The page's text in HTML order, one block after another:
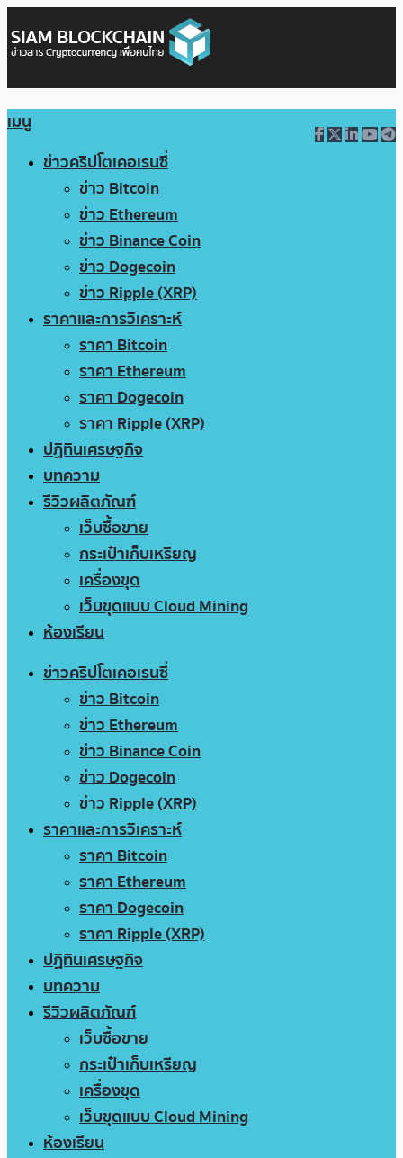
เมนู
ข่าวคริปโตเคอเรนซี่
ข่าว Bitcoin
ข่าว Ethereum
ข่าว Binance Coin
ข่าว Dogecoin
ข่าว Ripple (XRP)
ราคาและการวิเคราะห์
ราคา Bitcoin
ราคา Ethereum
ราคา Dogecoin
ราคา Ripple (XRP)
ปฏิทินเศรษฐกิจ
บทความ
รีวิวผลิตภัณฑ์
เว็บซื้อขาย
กระเป๋าเก็บเหรียญ
เครื่องขุด
เว็บขุดแบบ Cloud Mining
ห้องเรียน
ข่าวคริปโตเคอเรนซี่
ข่าว Bitcoin
ข่าว Ethereum
ข่าว Binance Coin
ข่าว Dogecoin
ข่าว Ripple (XRP)
ราคาและการวิเคราะห์
ราคา Bitcoin
ราคา Ethereum
ราคา Dogecoin
ราคา Ripple (XRP)
ปฏิทินเศรษฐกิจ
บทความ
รีวิวผลิตภัณฑ์
เว็บซื้อขาย
กระเป๋าเก็บเหรียญ
เครื่องขุด
เว็บขุดแบบ Cloud Mining
ห้องเรียน